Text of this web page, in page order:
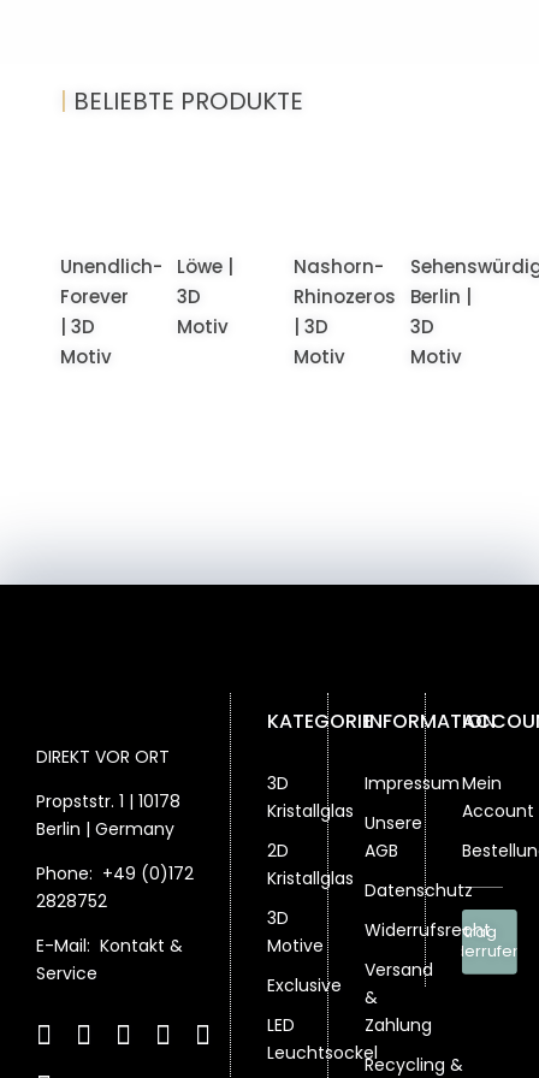
| BELIEBTE PRODUKTE
Unendlich-
Forever
| 3D
Motiv
Löwe |
3D
Motiv
Nashorn-
Rhinozeros
| 3D
Motiv
Berlin |
3D
Motiv
DIREKT VOR ORT
Propststr. 1 | 10178
Berlin | Germany
Phone: +49 (0)172
2828752
E-Mail: Kontakt &
Service
KATEGORIE
3D
Kristallglas
2D
Kristallglas
3D
Motive
Exclusive
LED
Leuchtsockel
INFORMATION
Impressum
Unsere
AGB
Datenschutz
Widerrufsrecht
Versand
&
Zahlung
Recycling &
Mein
Account
Vertrag
widerrufen